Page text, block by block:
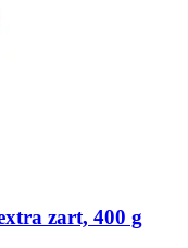
zart, 400 g